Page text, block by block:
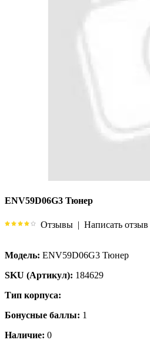
ENV59D06G3 Тюнер
Отзывы | Написать отзыв
Модель: ENV59D06G3 Тюнер
SKU (Артикул): 184629
Тип корпуса:
Бонусные баллы: 1
Наличие: 0